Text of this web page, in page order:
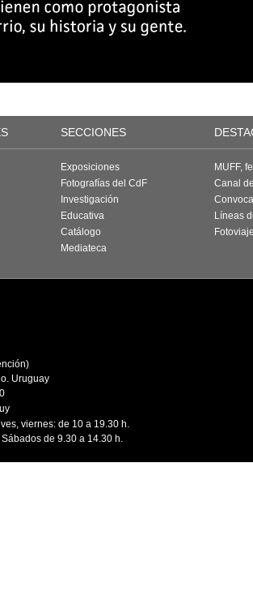
SECCIONES
Exposiciones
Fotografías del CdF
Investigación
Educativa
Catálogo
Mediateca
MUFF,
Canal
Líneas
Uruguay
viernes: de 10 a 19.30 h.
de 9.30 a 14.30 h.